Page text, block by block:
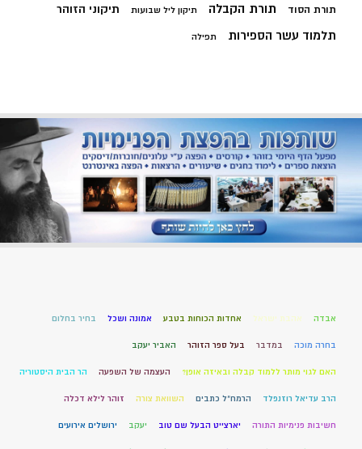
תורת הסוד תורת הקבלה תיקון ליל שבועות תיקוני הזוהר
תלמוד עשר הספירות תפילה
אבדה אהבת ישראל אחדות הכוחות בטבע אמונה ושכל בחיר בחלום
בחרה מוכה במדבר בעל ספר הזוהר האביר יעקב
האם לגוי מותר ללמוד קבלה ובאיזה אופן? העצמה של השפעה הר הבית היסטוריה
הרב עדיאל רוזנפלד הרמח"ל כתבים השוואת צורה זוהר לילא דכלה
חשיבות פנימיות התורה יארצייט הבעל שם טוב יעקב ירושלים אירועים